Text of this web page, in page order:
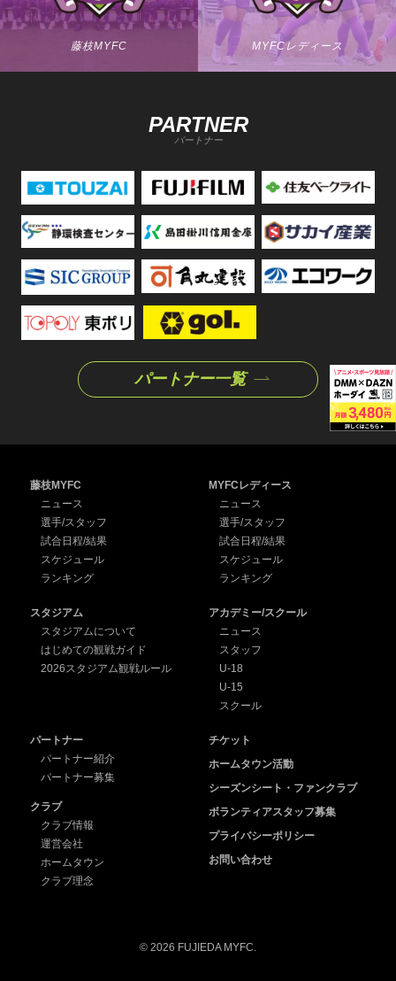
藤枝MYFC MYFCレディース
PARTNER
パートナー
パートナー一覧
藤枝MYFC
ニュース
選手/スタッフ
試合日程/結果
スケジュール
ランキング
MYFCレディース
ニュース
選手/スタッフ
試合日程/結果
スケジュール
ランキング
スタジアム
スタジアムについて
はじめての観戦ガイド
2026スタジアム観戦ルール
アカデミー/スクール
ニュース
スタッフ
U-18
U-15
スクール
パートナー
パートナー紹介
パートナー募集
クラブ
クラブ情報
運営会社
ホームタウン
クラブ理念
チケット
ホームタウン活動
シーズンシート・ファンクラブ
ボランティアスタッフ募集
プライバシーポリシー
お問い合わせ
© 2026 FUJIEDA MYFC.